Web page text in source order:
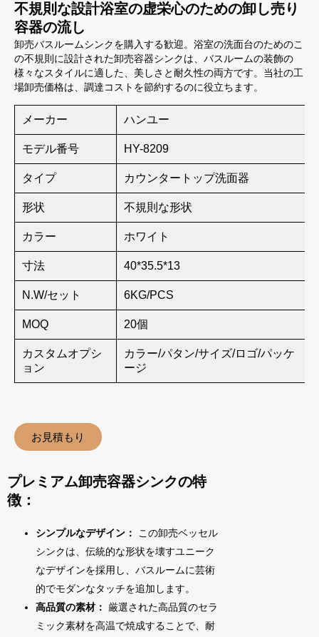
不規則な設計浴室の虚栄心のための卸し売り
容器の流し
卸売バスルームシンクを購入する歓迎。浴室の洗面台のためのこ
の不規則に設計された卸売容器シンクは、バスルームの装飾の
様々なスタイルに適した、美しさと耐久性の両方です。当社の工
場卸売価格は、調達コストを節約するのに役立ちます。
メーカー ハンユー
モデル番号 HY-8209
タイプ カウンタートップ洗面器
形状 不規則な形状
カラー ホワイト
寸法 40*35.5*13
N.W/セット 6KG/PCS
MOQ 20個
カスタムオプシ
ョン
カラー/パタン/サイズ/ロゴ/パッケ
ージ
お見積もり
プレミアム卸売容器シンクの特
徴：
シンプルなデザイン：
この卸売ベッセル
シンクは、伝統的な形状を壊すユニーク
なデザインを採用し、バスルームに芸術
的でモダンなタッチを追加します。
高品質の素材： 厳選された高品質のセラ
ミック素材を高温で焼成することで、耐